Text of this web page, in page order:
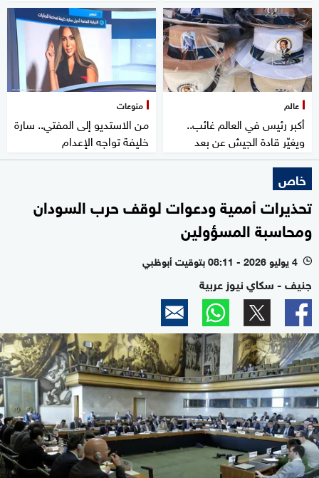
عالم
أكبر رئيس في العالم غائب..
ويغيّر قادة الجيش عن بعد
منوعات
من الاستديو إلى المفتي.. سارة
خليفة تواجه الإعدام
خاص
تحذيرات أممية ودعوات لوقف حرب السودان
ومحاسبة المسؤولين
l 4 يوليو 2026 - 08:11 بتوقيت أبوظبي
جنيف - سكاي نيوز عربية